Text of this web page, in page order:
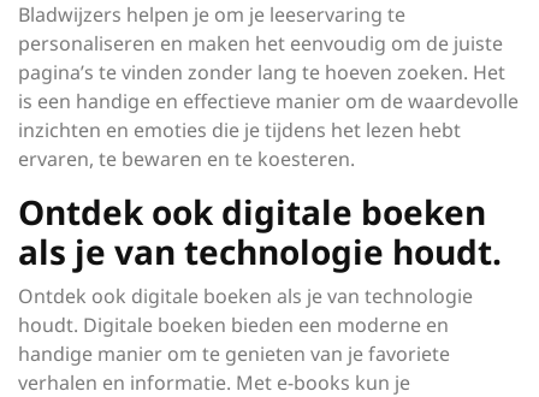
Bladwijzers helpen je om je leeservaring te
personaliseren en maken het eenvoudig om de juiste
pagina’s te vinden zonder lang te hoeven zoeken. Het
is een handige en effectieve manier om de waardevolle
inzichten en emoties die je tijdens het lezen hebt
ervaren, te bewaren en te koesteren.
Ontdek ook digitale boeken
als je van technologie houdt.
Ontdek ook digitale boeken als je van technologie
houdt. Digitale boeken bieden een moderne en
handige manier om te genieten van je favoriete
verhalen en informatie. Met e-books kun je